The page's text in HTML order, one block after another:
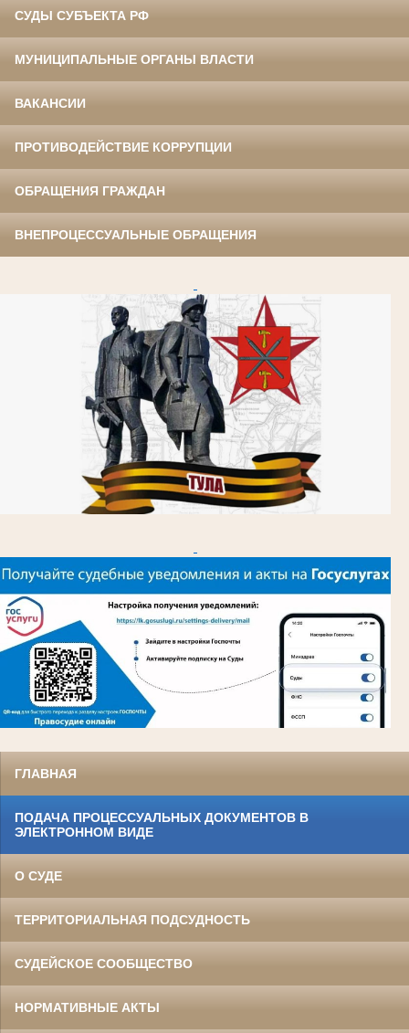
СУДЫ СУБЪЕКТА РФ
МУНИЦИПАЛЬНЫЕ ОРГАНЫ ВЛАСТИ
ВАКАНСИИ
ПРОТИВОДЕЙСТВИЕ КОРРУПЦИИ
ОБРАЩЕНИЯ ГРАЖДАН
ВНЕПРОЦЕССУАЛЬНЫЕ ОБРАЩЕНИЯ
ГЛАВНАЯ
ПОДАЧА ПРОЦЕССУАЛЬНЫХ ДОКУМЕНТОВ В
ЭЛЕКТРОННОМ ВИДЕ
О СУДЕ
ТЕРРИТОРИАЛЬНАЯ ПОДСУДНОСТЬ
СУДЕЙСКОЕ СООБЩЕСТВО
НОРМАТИВНЫЕ АКТЫ